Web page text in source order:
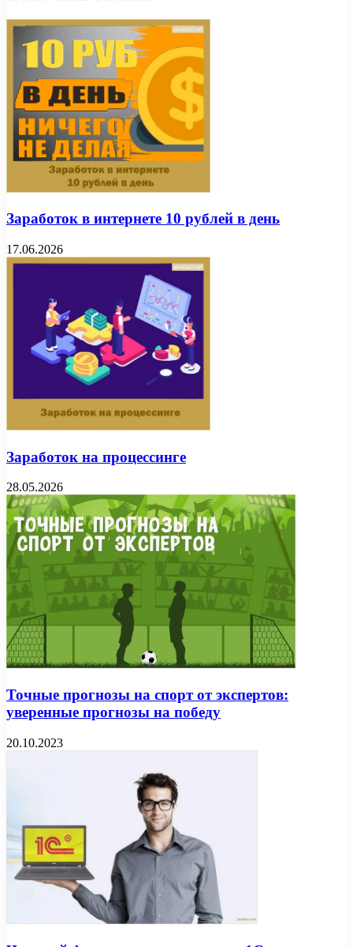
Заработок в интернете 10 рублей в день
17.06.2026
Заработок на процессинге
28.05.2026
Точные прогнозы на спорт от экспертов:
уверенные прогнозы на победу
20.10.2023